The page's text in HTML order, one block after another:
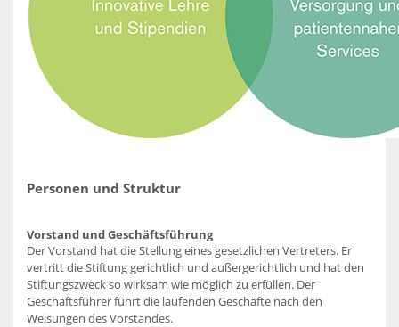
Personen und Struktur
Vorstand und Geschäftsführung
Der Vorstand hat die Stellung eines gesetzlichen Vertreters. Er
vertritt die Stiftung gerichtlich und außergerichtlich und hat den
Stiftungszweck so wirksam wie möglich zu erfüllen. Der
Geschäftsführer führt die laufenden Geschäfte nach den
Weisungen des Vorstandes.